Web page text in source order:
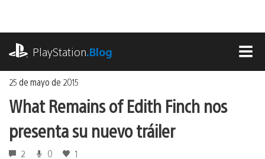
contenido
PlayStation.Blog
25 de mayo de 2015
What Remains of Edith Finch nos
presenta su nuevo tráiler
2 0 1